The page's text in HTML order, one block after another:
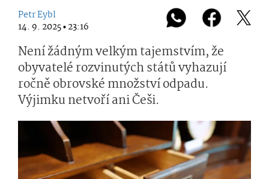
Petr Eybl
14. 9. 2025 ▪ 23:16
Není žádným velkým tajemstvím, že
obyvatelé rozvinutých států vyhazují
ročně obrovské množství odpadu.
Výjimku netvoří ani Češi.